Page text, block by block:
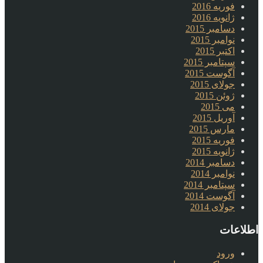
فوریه 2016
ژانویه 2016
دسامبر 2015
نوامبر 2015
اکتبر 2015
سپتامبر 2015
آگوست 2015
جولای 2015
ژوئن 2015
می 2015
آوریل 2015
مارس 2015
فوریه 2015
ژانویه 2015
دسامبر 2014
نوامبر 2014
سپتامبر 2014
آگوست 2014
جولای 2014
اطلاعات
ورود